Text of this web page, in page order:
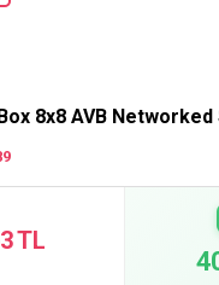
8x8 AVB
TL